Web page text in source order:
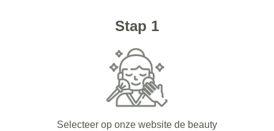
Stap 1
Selecteer op onze website de beauty